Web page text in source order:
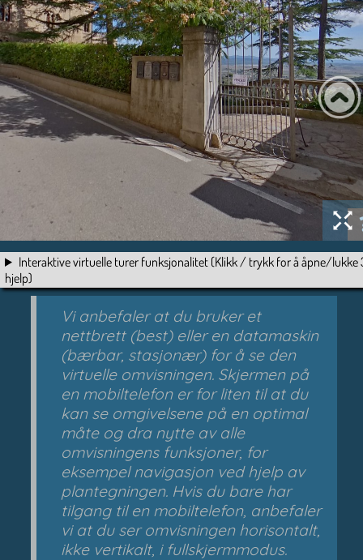
Interaktive virtuelle turer funksjonalitet (Klikk / trykk for å åpne/lukke
hjelp)
Vi anbefaler at du bruker et
nettbrett (best) eller en datamaskin
(bærbar, stasjonær) for å se den
virtuelle omvisningen. Skjermen på
en mobiltelefon er for liten til at du
kan se omgivelsene på en optimal
måte og dra nytte av alle
omvisningens funksjoner, for
eksempel navigasjon ved hjelp av
plantegningen. Hvis du bare har
tilgang til en mobiltelefon, anbefaler
vi at du ser omvisningen horisontalt,
ikke vertikalt, i fullskjermmodus.